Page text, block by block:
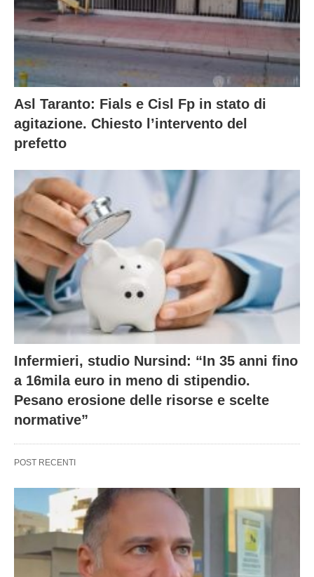
Asl Taranto: Fials e Cisl Fp in stato di
agitazione. Chiesto l’intervento del
prefetto
Infermieri, studio Nursind: “In 35 anni fino
a 16mila euro in meno di stipendio.
Pesano erosione delle risorse e scelte
normative”
POST RECENTI